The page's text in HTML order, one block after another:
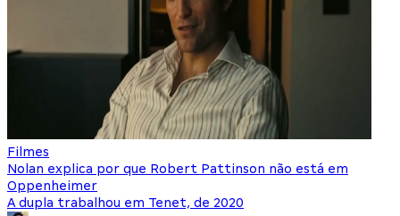
Filmes
Nolan explica por que Robert Pattinson não está em
Oppenheimer
A dupla trabalhou em Tenet, de 2020